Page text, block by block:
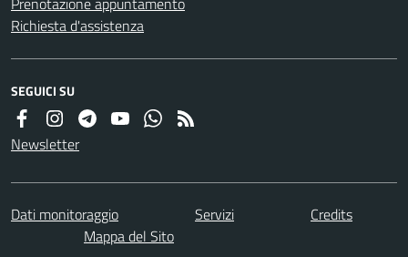
Richiesta d'assistenza
SEGUICI SU
Newsletter
Dati monitoraggio Servizi
Credits
Mappa del Sito